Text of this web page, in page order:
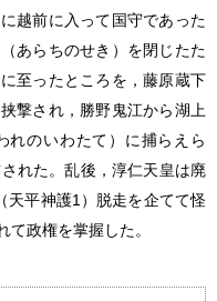
越前に入って国守であった
あらちのせき）を閉じたた
至ったところを，藤原蔵下
撃され，勝野鬼江から湖上
れのいわたて）に捕らえら
れた。乱後，淳仁天皇は廃
天平神護1）脱走を企てて怪
政権を掌握した。